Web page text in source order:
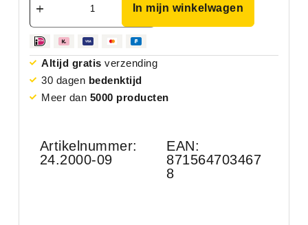
In mijn winkelwagen
Altijd gratis verzending
30 dagen bedenktijd
Meer dan 5000 producten
Artikelnummer:
24.2000-09
EAN:
871564703467
8